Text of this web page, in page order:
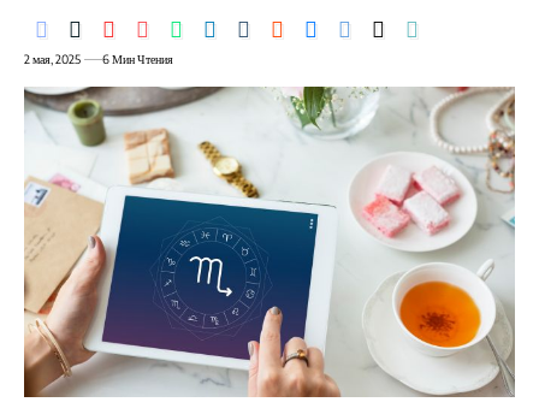
2 мая, 2025 6 Мин Чтения